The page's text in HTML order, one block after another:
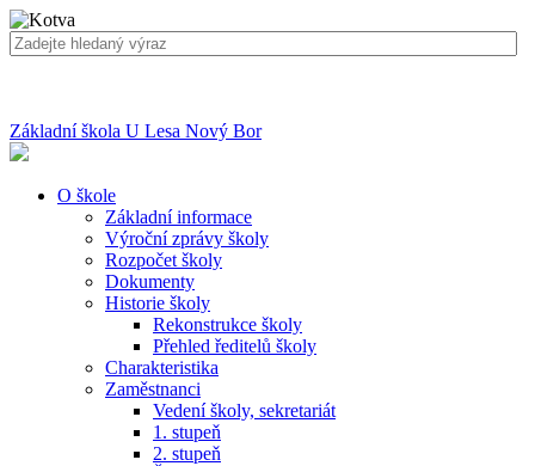
Základní škola U Lesa Nový Bor
O škole
Základní informace
Výroční zprávy školy
Rozpočet školy
Dokumenty
Historie školy
Rekonstrukce školy
Přehled ředitelů školy
Charakteristika
Zaměstnanci
Vedení školy, sekretariát
1. stupeň
2. stupeň